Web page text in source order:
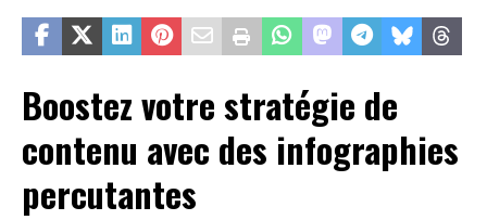
Boostez votre stratégie de
contenu avec des infographies
percutantes